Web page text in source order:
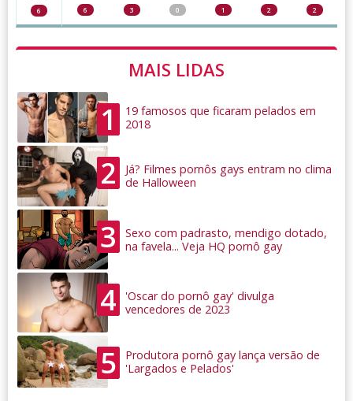
6 6 3 0 1 2 2
MAIS LIDAS
1
19 famosos que ficaram pelados em
2018
2
Já? Filmes pornôs gays entram no clima
de Halloween
3
Sexo com padrasto, mendigo dotado,
na favela... Veja HQ pornô gay
4
'Oscar do pornô gay' divulga
vencedores de 2023
5
Produtora pornô gay lança versão de
'Largados e Pelados'